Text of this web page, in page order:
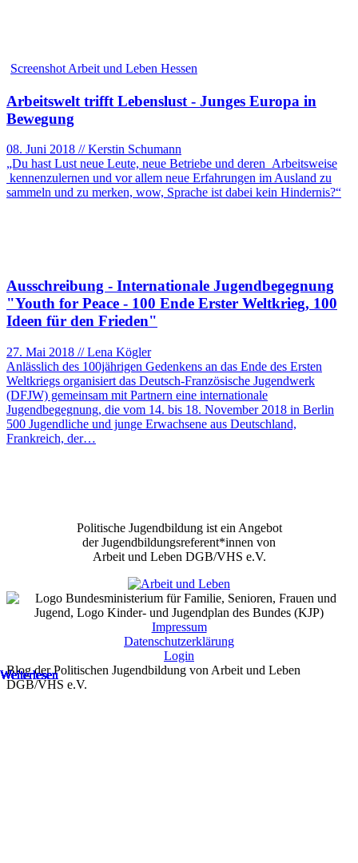
Weiterlesen
Weiterlesen
Weiterlesen
Weiterlesen
Weiterlesen
Weiterlesen
Weiterlesen
Weiterlesen
Weiterlesen
Weiterlesen
Weiterlesen
Weiterlesen
Weiterlesen
Weiterlesen
Weiterlesen
Weiterlesen
Weiterlesen
Weiterlesen
Weiterlesen
Weiterlesen
Weiterlesen
Weiterlesen
Screenshot Arbeit und Leben Hessen
Arbeitswelt trifft Lebenslust - Junges Europa in
Bewegung
08. Juni 2018 // Kerstin Schumann
„Du hast Lust neue Leute, neue Betriebe und deren Arbeitsweise
kennenzulernen und vor allem neue Erfahrungen im Ausland zu
sammeln und zu merken, wow, Sprache ist dabei kein Hindernis?“
Weiterlesen
Ausschreibung - Internationale Jugendbegegnung
"Youth for Peace - 100 Ende Erster Weltkrieg, 100
Ideen für den Frieden"
27. Mai 2018 // Lena Kögler
Anlässlich des 100jährigen Gedenkens an das Ende des Ersten
Weltkriegs organisiert das Deutsch-Französische Jugendwerk
(DFJW) gemeinsam mit Partnern eine internationale
Jugendbegegnung, die vom 14. bis 18. November 2018 in Berlin
500 Jugendliche und junge Erwachsene aus Deutschland,
Frankreich, der…
Weiterlesen
Politische Jugendbildung ist ein Angebot
der Jugendbildungsreferent*innen von
Arbeit und Leben DGB/VHS e.V.
Impressum
Datenschutzerklärung
Login
Blog der Politischen Jugendbildung von Arbeit und Leben
DGB/VHS e.V.